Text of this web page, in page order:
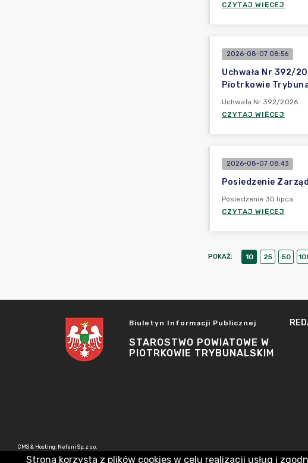
CZYTAJ WIĘCEJ
2026-08-07 08:56
Uchwała Nr 392/
Piotrkowie
Uchwała Nr 392/2026
CZYTAJ WIĘCEJ
2026-08-07 08:43
Posiedzenie
Posiedzenie 30 lipca
CZYTAJ WIĘCEJ
POKAŻ: 10 25 50
Biuletyn Informacji Publicznej
STAROSTWO POWIATOWE W
PIOTRKOWIE TRYBUNALSKIM
CMS & Hosting: Nefeni Sp. z o.o.
Strona korzysta z plików cookies w celu realizacji usług i